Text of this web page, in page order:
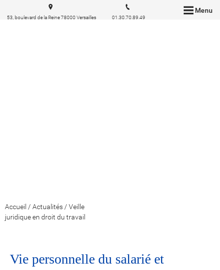
Menu
53, boulevard de la Reine 78000 Versailles 01.30.70.89.49
Accueil / Actualités / Veille
juridique en droit du travail
Vie personnelle du salarié et